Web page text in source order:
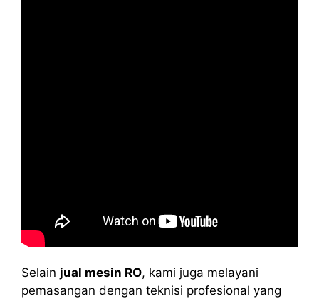
Selain jual mesin RO, kami juga melayani
pemasangan dengan teknisi profesional yang